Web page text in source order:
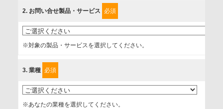
内等のために利用させていただいております。
情報を提供されるお客様（本人）に対して、情報の収集目
的、管理者、提供の有無、情報提供の任意性や権利について
確認し、当社への情報提供がお客様の懸念にならないよう
上げます。
事業者名
2. お問い合せ製品・サービス 必須
※対象の製品・サービスを選択してください。
3. 業種 必須
※あなたの業種を選択してください。